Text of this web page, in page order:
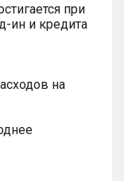
при
ин и кредита
на